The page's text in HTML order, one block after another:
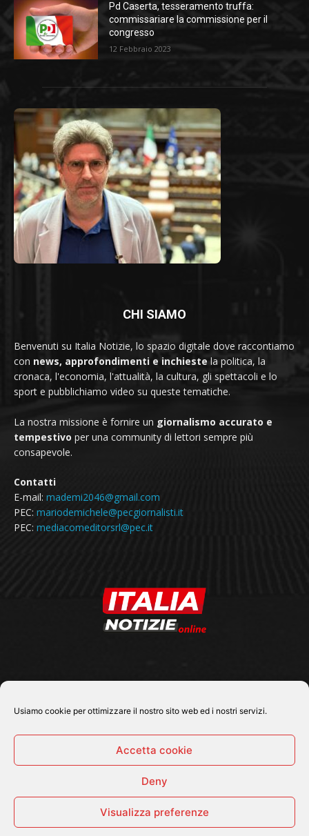
Usiamo cookie per ottimizzare il nostro sito web ed i nostri servizi.
Accetta cookie
Deny
Visualizza preferenze
Pd Caserta, tesseramento truffa:
commissariare la commissione per il
congresso
12 Febbraio 2023
CHI SIAMO
Benvenuti su Italia Notizie, lo spazio digitale dove raccontiamo
con news, approfondimenti e inchieste la politica, la
cronaca, l'economia, l'attualità, la cultura, gli spettacoli e lo
sport e pubblichiamo video su queste tematiche.
La nostra missione è fornire un giornalismo accurato e
tempestivo per una community di lettori sempre più
consapevole.
Contatti
E-mail: mademi2046@gmail.com
PEC: mariodemichele@pecgiornalisti.it
PEC: mediacomeditorsrl@pec.it
© 2026 Tutti i diritti riservati - Italia Notizie .online |
Cronaca Economia